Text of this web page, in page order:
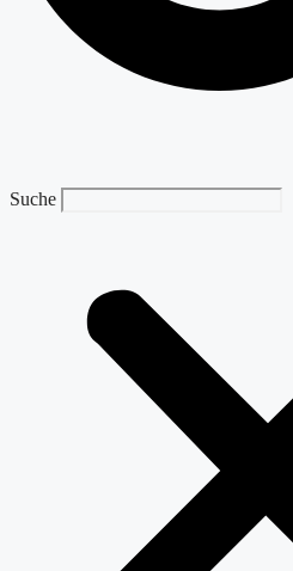
Suche